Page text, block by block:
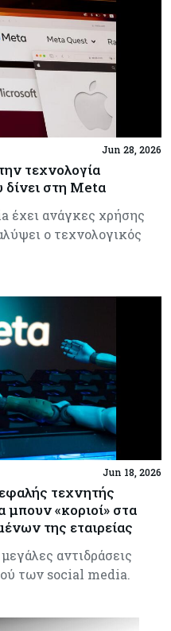
Jun 28, 2026
τεχνολογία
στη Metα
έχει ανάγκες χρήσης
ο τεχνολογικός
Jun 18, 2026
τεχνητής
«κοριοί» στα
της εταιρείας
αντιδράσεις
των social media.